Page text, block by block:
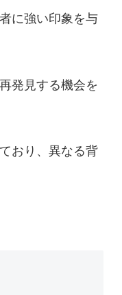
に強い印象を与
発見する機会を
おり、異なる背